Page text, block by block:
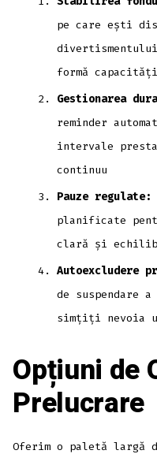
pe care ești
formă
Gestionarea
reminder
intervale
continuu
Pauze regulate:
planificate
clară și
Autoexcludere
de suspendare
simțiți nevoia
Opțiuni de
Prelucrare
Oferim o paletă largă